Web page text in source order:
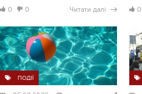
0 0 Читати далі 0
ПОДІЇ